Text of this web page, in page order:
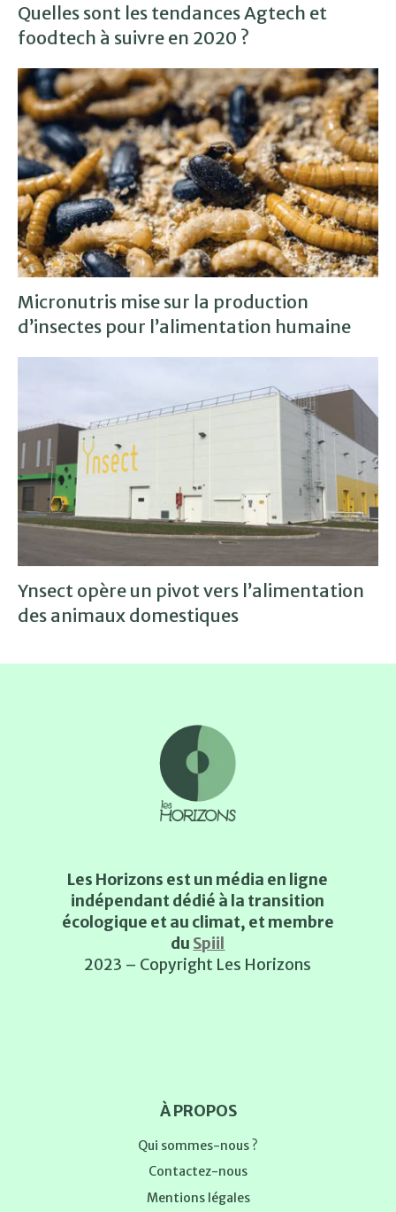
Quelles sont les tendances Agtech et
foodtech à suivre en 2020 ?
Micronutris mise sur la production
d’insectes pour l’alimentation humaine
Ynsect opère un pivot vers l’alimentation
des animaux domestiques
Les Horizons est un média en ligne
indépendant dédié à la transition
écologique et au climat, et membre
du Spiil
2023 – Copyright Les Horizons
À PROPOS
Qui sommes-nous ?
Contactez-nous
Mentions légales